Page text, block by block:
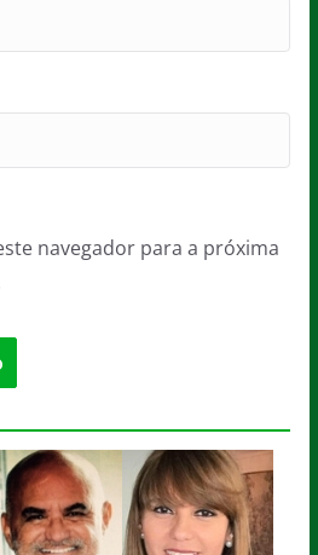
navegador para a próxima